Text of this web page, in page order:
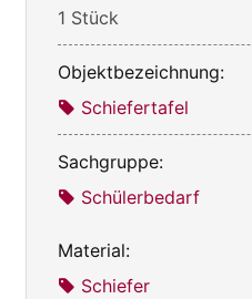
1 Stück
Objektbezeichnung:
Schiefertafel
Sachgruppe:
Schülerbedarf
Material:
Schiefer